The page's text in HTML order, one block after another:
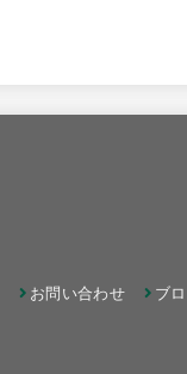
お問い合わせ ブ